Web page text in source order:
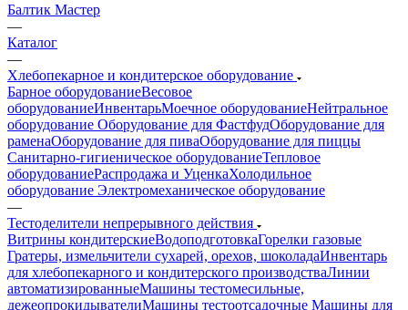
Балтик Мастер
—
Каталог
—
Хлебопекарное и кондитерское оборудование
Барное оборудованиеВесовое
оборудованиеИнвентарьМоечное оборудованиеНейтральное
оборудование Оборудование для ФастфудОборудование для
раменаОборудование для пиваОборудование для пиццы
Санитарно-гигиеническое оборудованиеТепловое
оборудованиеРаспродажа и УценкаХолодильное
оборудование Электромеханическое оборудование
—
Тестоделители непрерывного действия
Витрины кондитерскиеВодоподготовкаГорелки газовые
Гратеры, измельчители сухарей, орехов, шоколадаИнвентарь
для хлебопекарного и кондитерского производстваЛинии
автоматизированныеМашины тестомесильные,
дежеопрокидывателиМашины тестоотсадочные Машины для